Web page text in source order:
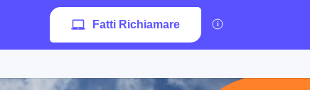
Fatti Richiamare